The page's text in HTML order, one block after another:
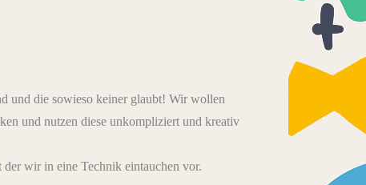
und die sowieso keiner glaubt! Wir wollen
und nutzen diese unkompliziert und kreativ
wir in eine Technik eintauchen vor.